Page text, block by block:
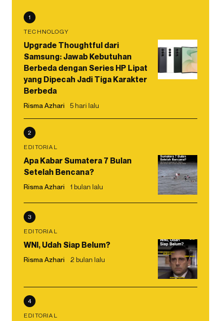
1
TECHNOLOGY
Upgrade Thoughtful dari
Samsung: Jawab Kebutuhan
Berbeda dengan Series HP Lipat
yang Dipecah Jadi Tiga Karakter
Berbeda
Risma Azhari 5 hari lalu
2
EDITORIAL
Apa Kabar Sumatera 7 Bulan
Setelah Bencana?
Risma Azhari 1 bulan lalu
3
EDITORIAL
WNI, Udah Siap Belum?
Risma Azhari 2 bulan lalu
4
EDITORIAL